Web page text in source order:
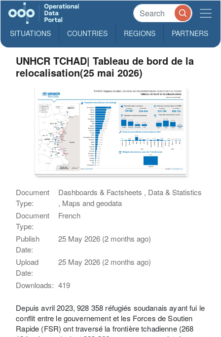
SITUATIONS COUNTRIES REGIONS PARTNERS
UNHCR TCHAD| Tableau de bord de la
relocalisation(25 mai 2026)
Document
Type:
Dashboards & Factsheets , Data & Statistics
, Maps and geodata
Document
Type:
French
Publish
Date:
25 May 2026 (2 months ago)
Upload
Date:
25 May 2026 (2 months ago)
Downloads: 419
Depuis avril 2023, 928 358 réfugiés soudanais ayant fui le
conflit entre le gouvernement et les Forces de Soutien
Rapide (FSR) ont traversé la frontière tchadienne (268